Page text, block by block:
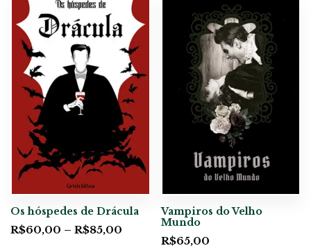
Os hóspedes de Drácula
R$60,00 – R$85,00
Vampiros do Velho
Mundo
R$65,00